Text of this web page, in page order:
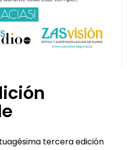
tercera edición